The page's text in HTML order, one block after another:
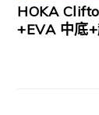
HOKA
+EVA 中底